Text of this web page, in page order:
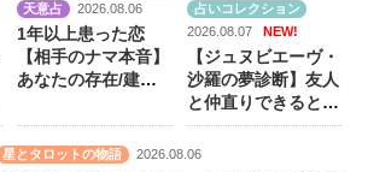
天意占 2026.08.06
1年以上患った恋
【相手のナマ本音】
あなたの存在/建前/
格:990円（税込）】
占いコレクション
2026.08.07
NEW!
【ジュヌビエーヴ・
沙羅の夢診断】友人
と仲直りできるとき
に見る夢は？
星とタロットの物語 2026.08.06